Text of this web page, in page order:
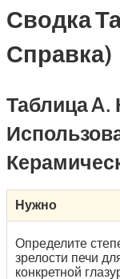
Сводка
Справка)
Таблица A.
Нужно
Определите
зрелости печи
конкретной